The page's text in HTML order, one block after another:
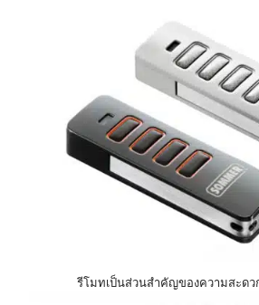
รีโมทเป็นส่วนสำคัญของความสะดว